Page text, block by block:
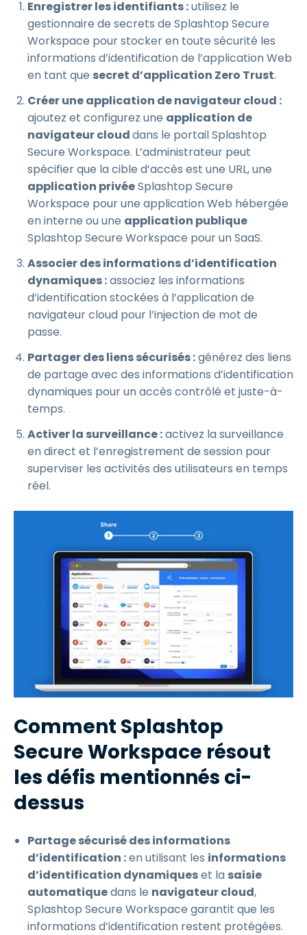
Enregistrer les identifiants :utilisez le
gestionnaire de secrets de Splashtop Secure
Workspace pour stocker en toute sécurité les
informations d’identification de l’application Web
en tant que secret d’application Zero Trust.
Créer une application de navigateur cloud :
ajoutez et configurez une application de
navigateur clouddans le portail Splashtop
Secure Workspace. L’administrateur peut
spécifier que la cible d’accès est une URL, une
application privéeSplashtop Secure
Workspace pour une application Web hébergée
en interne ou une application publique
Splashtop Secure Workspace pour un SaaS.
Associer des informations d’identification
dynamiques :associez les informations
d’identification stockées à l’application de
navigateur cloud pour l’injection de mot de
passe.
Partager des liens sécurisés :générez des liens
de partage avec des informations d’identification
dynamiques pour un accès contrôlé et juste-à-
temps.
Activer la surveillance :activez la surveillance
en direct et l’enregistrement de session pour
superviser les activités des utilisateurs en temps
réel.
Comment Splashtop
Secure Workspace résout
les défis mentionnés ci-
dessus
Partage sécurisé des informations
d’identification :en utilisant les informations
d’identification dynamiqueset la saisie
automatiquedans le navigateur cloud,
Splashtop Secure Workspace garantit que les
informations d’identification restent protégées.